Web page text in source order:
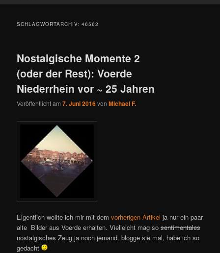
SCHLAGWORTARCHIV:46562
Nostalgische Momente 2
(oder der Rest): Voerde
Niederrhein vor ~ 25 Jahren
Veröffentlicht am7. Juni 2016vonMichael F.
Eigentlich wollte ich mir mit demvorherigen Artikel ja nur ein paar
alte Bilder aus Voerde erhalten. Vielleicht mag sosentimentales
nostalgisches Zeug ja noch jemand, blogge sie mal, habe ich so
gedacht